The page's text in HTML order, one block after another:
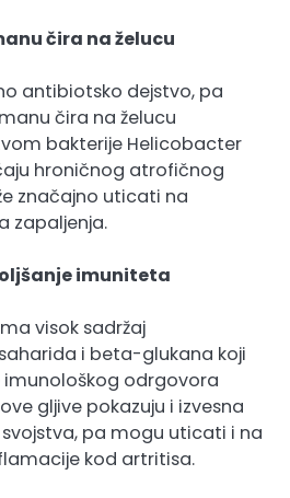
čira na želucu
antibiotsko dejstvo, pa
čira na želucu
bakterije Helicobacter
hroničnog atrofičnog
značajno uticati na
zapaljenja.
imuniteta
visok sadržaj
i beta-glukana koji
odrgovora
gljive pokazuju i izvesna
pa mogu uticati i na
kod artritisa.